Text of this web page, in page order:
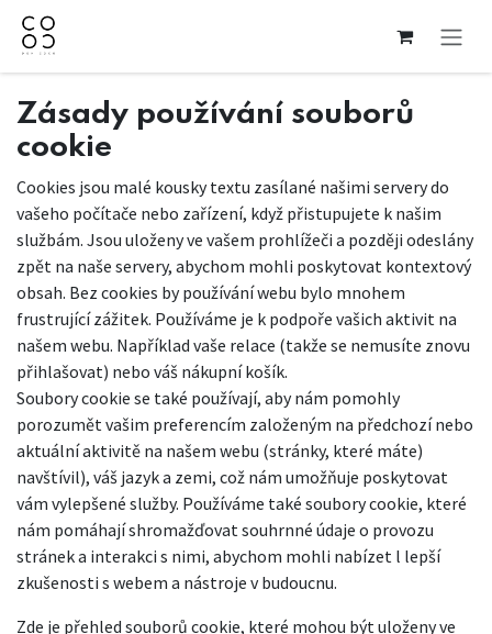
Přejít na obsah
Zásady používání souborů
cookie
Cookies jsou malé kousky textu zasílané našimi servery do
vašeho počítače nebo zařízení, když přistupujete k našim
službám. Jsou uloženy ve vašem prohlížeči a později odeslány
zpět na naše servery, abychom mohli poskytovat kontextový
obsah. Bez cookies by používání webu bylo mnohem
frustrující zážitek. Používáme je k podpoře vašich aktivit na
našem webu. Například vaše relace (takže se nemusíte znovu
přihlašovat) nebo váš nákupní košík.
Soubory cookie se také používají, aby nám pomohly
porozumět vašim preferencím založeným na předchozí nebo
aktuální aktivitě na našem webu (stránky, které máte)
navštívil), váš jazyk a zemi, což nám umožňuje poskytovat
vám vylepšené služby. Používáme také soubory cookie, které
nám pomáhají shromažďovat souhrnné údaje o provozu
stránek a interakci s nimi, abychom mohli nabízet l lepší
zkušenosti s webem a nástroje v budoucnu.
Zde je přehled souborů cookie, které mohou být uloženy ve